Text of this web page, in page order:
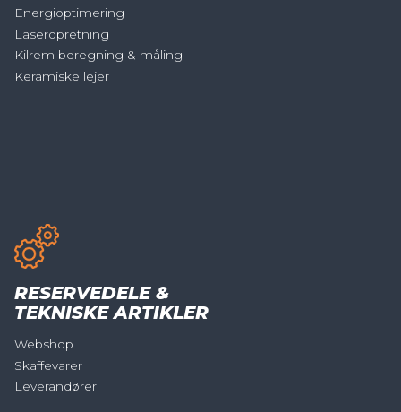
Energioptimering
Laseropretning
Kilrem beregning & måling
Keramiske lejer
RESERVEDELE &
TEKNISKE ARTIKLER
Webshop
Skaffevarer
Leverandører